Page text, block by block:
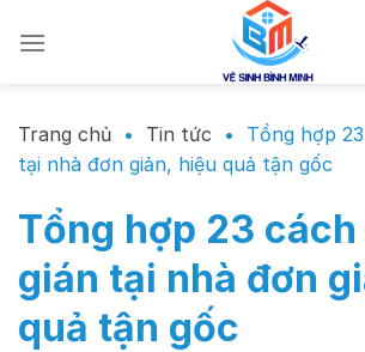
đến
Trang chủ • Tin tức •
Tổng hợp
tại nhà đơn giản, hiệu quả tận gốc
Tổng hợp 23
gián tại nhà đơn
quả tận gốc